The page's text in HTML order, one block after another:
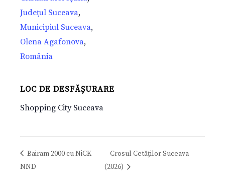
Județul Suceava,
Municipiul Suceava,
Olena Agafonova,
România
LOC DE DESFĂȘURARE
Shopping City Suceava
Bairam 2000 cu NiCK
NND
Crosul Cetăților Suceava
(2026)